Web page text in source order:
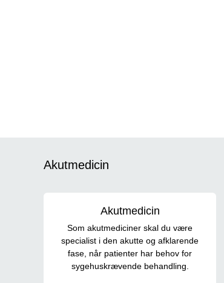
Akutmedicin
Akutmedicin
Som akutmediciner skal du være
specialist i den akutte og afklarende
fase, når patienter har behov for
sygehuskrævende behandling.